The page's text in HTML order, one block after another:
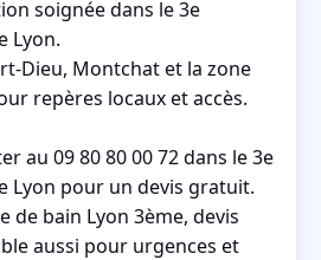
soignée dans le 3e
Lyon.
Dieu, Montchat et la zone
repères locaux et accès.
au 09 80 80 00 72 dans le 3e
Lyon pour un devis gratuit.
de bain Lyon 3ème, devis
aussi pour urgences et